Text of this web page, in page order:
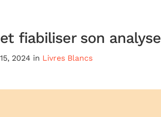
fiabiliser son
2024 in Livres Blancs